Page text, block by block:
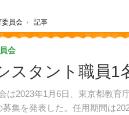
委員会 › 記事
スタント職員
は2023年1月6日、東京都教育
募集を発表した。任用期間は
会